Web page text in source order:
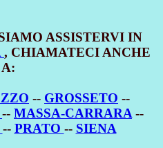
ASSISTERVI IN
, CHIAMATECI ANCHE
A:
-- GROSSETO --
-- MASSA-CARRARA --
-- PRATO -- SIENA